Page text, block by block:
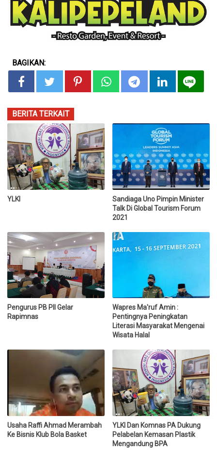
BAGIKAN:
BERITA TERKAIT
YLKI
Sandiaga Uno Pimpin Minister
Talk Di Global Tourism Forum
2021
Pengurus PB PII Gelar
Rapimnas
Wapres Ma'ruf Amin :
Pentingnya Peningkatan
Literasi Masyarakat Mengenai
Wisata Halal
Usaha Raffi Ahmad Merambah
Ke Bisnis Klub Bola Basket
YLKI Dan Komnas PA Dukung
Pelabelan Kemasan Plastik
Mengandung BPA